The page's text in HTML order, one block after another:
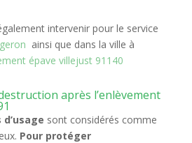
intervenir pour le service
ainsi que dans la ville à
épave villejust 91140
après l’enlèvement
sont considérés comme
Pour protéger